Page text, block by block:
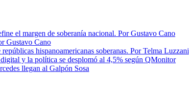
el margen de soberanía nacional. Por Gustavo Cano
Gustavo Cano
hispanoamericanas soberanas. Por Telma Luzzani
y la política se desplomó al 4,5% según QMonitor
llegan al Galpón Sosa